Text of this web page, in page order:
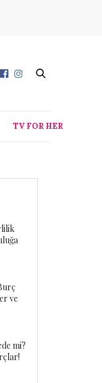
TV FOR HER
ve
mi?